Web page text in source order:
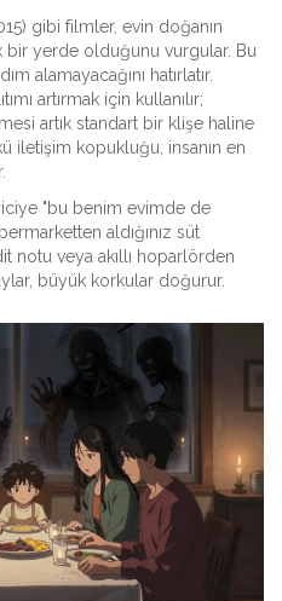
gibi filmler, evin doğanın
bir yerde olduğunu vurgular. Bu
alamayacağını hatırlatır.
artırmak için kullanılır;
artık standart bir klişe haline
iletişim kopukluğu, insanın en
"bu benim evimde de
aldığınız süt
notu veya akıllı hoparlörden
büyük korkular doğurur.